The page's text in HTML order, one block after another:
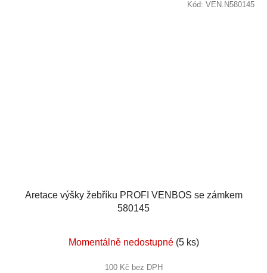
Aretace výšky žebříku PROFI VENBOS se zámkem
580145
Momentálně nedostupné (5 ks)
100 Kč bez DPH
Kód: VEN.N580145